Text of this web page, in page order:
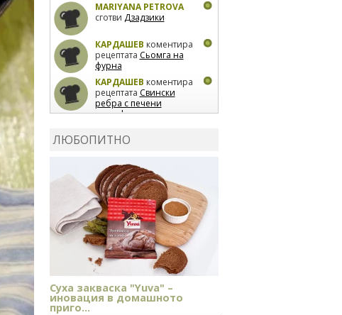
MARIYANA PETROVA
сготви Дзадзики
КАРДАШЕВ коментира
рецептата Сьомга на
фурна
КАРДАШЕВ коментира
рецептата Свински
ребра с печени
картофи
лимон
коментира рецептата
Киноа със зеленчуци
ЛЮБОПИТНО
Суха закваска "Yuva" –
иновация в домашното
приго...